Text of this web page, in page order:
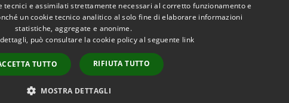
Copyright © 2026 • Comune di Barlassina • Powered by
tecnici e assimilati strettamente necessari al corretto funzionamento e
un cookie tecnico analitico al solo fine di elaborare informazioni
statistiche, aggregate e anonime.
può consultare la cookie policy al seguente link
TUTTO RIFIUTA TUTTO
MOSTRA DETTAGLI